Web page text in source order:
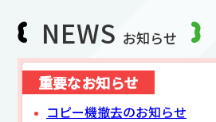
NEWS お知らせ
重要なお知らせ
コピー機撤去のお知らせ